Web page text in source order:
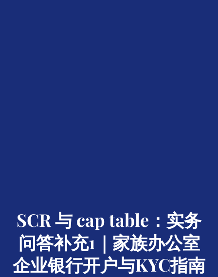
SCR 与 cap table：实务
问答补充1｜家族办公室
企业银行开户与KYC指南